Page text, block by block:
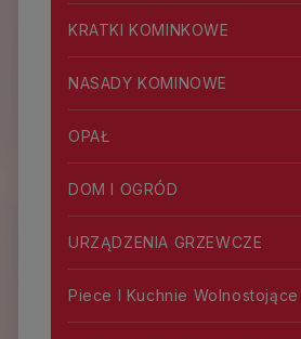
KRATKI KOMINKOWE
NASADY KOMINOWE
OPAŁ
DOM I OGRÓD
URZĄDZENIA GRZEWCZE
Piece I Kuchnie Wolnostojące